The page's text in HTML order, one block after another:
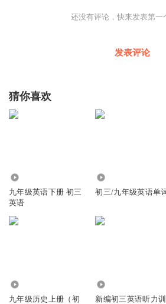
还没有评论，快来发表第一
发表评论
猜你喜欢
九年级英语下册 初三
英语
初三/九年级英语单
九年级历史上册（初
新编初三英语听力训